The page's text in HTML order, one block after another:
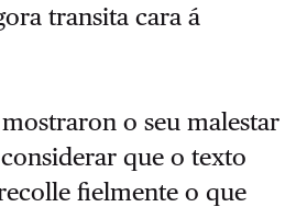
transita cara á
o seu malestar
que o texto
fielmente o que